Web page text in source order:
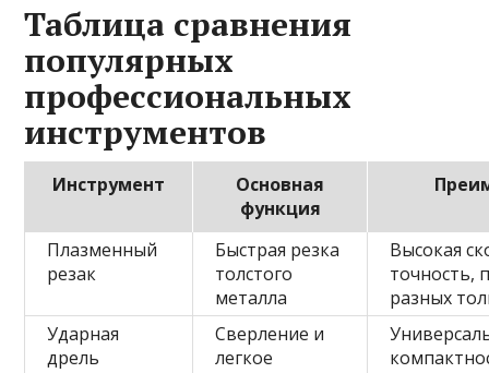
Таблица сравнения
популярных
профессиональных
инструментов
Инструмент
Основная
функция
Плазменный
резак
Быстрая резка
толстого
металла
Высокая
точность,
разных
Ударная
дрель
Сверление и
легкое